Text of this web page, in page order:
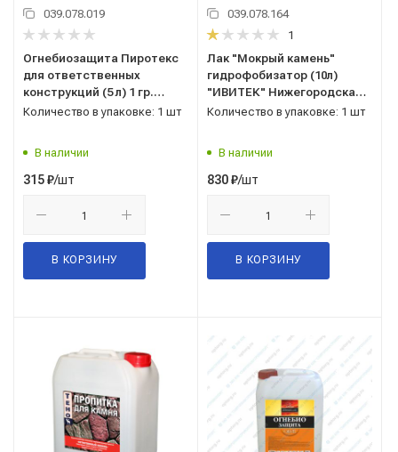
039.078.019
Огнебиозащита Пиротекс
для ответственных
конструкций (5 л) 1 гр.
красного цвета "ИВИТЕК"
Количество в упаковке: 1 шт
В наличии
315₽/шт
В КОРЗИНУ
039.078.164
1
Лак "Мокрый камень"
гидрофобизатор (10л)
"ИВИТЕК" Нижегородская
область
Количество в упаковке: 1 шт
В наличии
830₽/шт
В КОРЗИНУ